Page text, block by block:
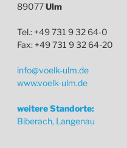
89077Ulm
Tel.: +49 731 9 32 64-0
Fax: +49 731 9 32 64-20
info@voelk-ulm.de
www.voelk-ulm.de
weitere Standorte:
Biberach, Langenau